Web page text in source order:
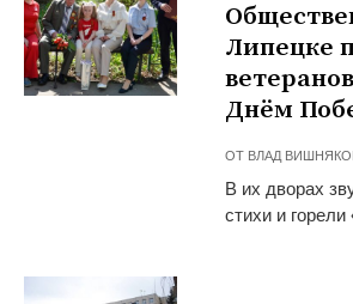
Липецке
Днём
ОТ ВЛАД
В их дворах
стихи и горели